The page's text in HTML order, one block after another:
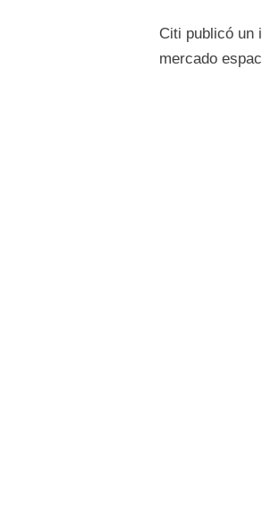
Citi publicó un
mercado